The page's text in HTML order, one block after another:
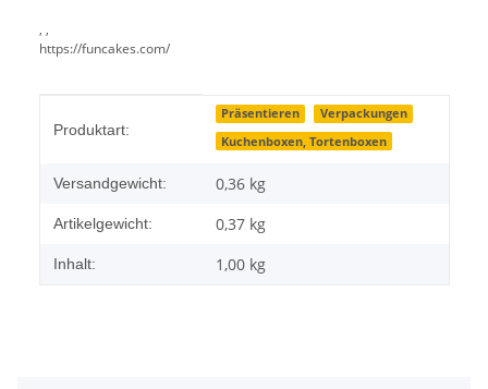
, ,
https://funcakes.com/
Produktart:
Präsentieren
Verpackungen
Kuchenboxen, Tortenboxen
Versandgewicht: 0,36 kg
Artikelgewicht: 0,37 kg
Inhalt: 1,00 kg